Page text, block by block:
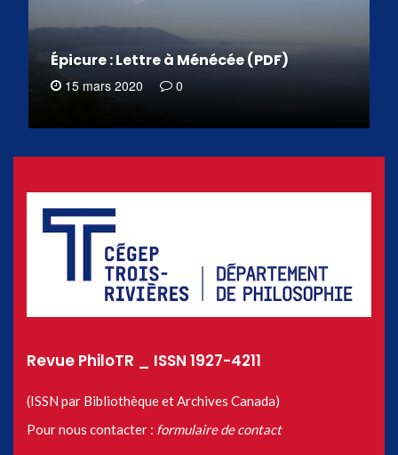
Épicure : Lettre à Ménécée (PDF)
15 mars 2020 0
Revue PhiloTR _ ISSN 1927-4211
(ISSN par Bibliothèque et Archives Canada)
Pour nous contacter : formulaire de contact